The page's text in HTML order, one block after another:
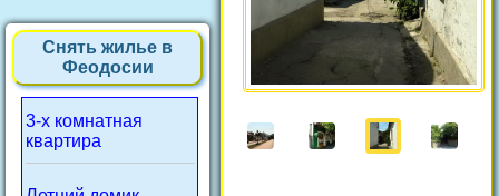
Снять жилье в
Феодосии
3-х комнатная
квартира